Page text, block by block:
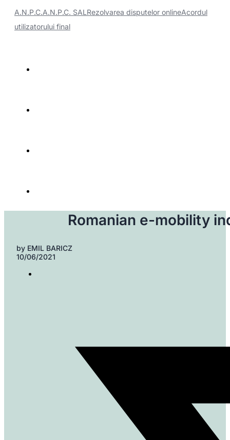
A.N.P.C.A.N.P.C. SALRezolvarea disputelor onlineAcordul
utilizatorului final
Romanian e-mobility
by EMIL BARICZ
10/06/2021